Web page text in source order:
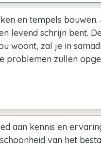
en tempels
levend schrijn bent.
woont, zal je in
problemen zullen
aan kennis en
van het